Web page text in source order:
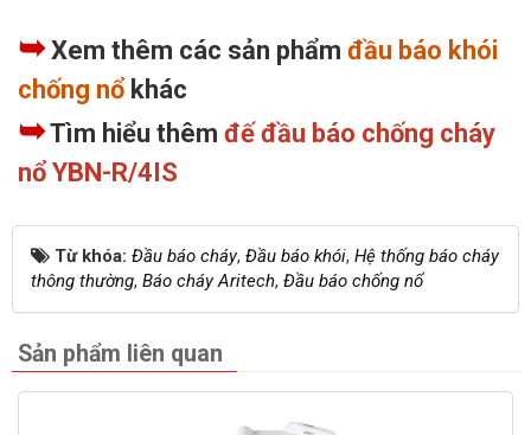
➥Xem thêm các sản phẩm đầu báo khói
chống nổ khác
➥Tìm hiểu thêm đế đầu báo chống cháy
nổ YBN-R/4IS
Từ khóa: Đầu báo cháy, Đầu báo khói, Hệ thống báo cháy
thông thường, Báo cháy Aritech, Đầu báo chống nổ
Sản phẩm liên quan